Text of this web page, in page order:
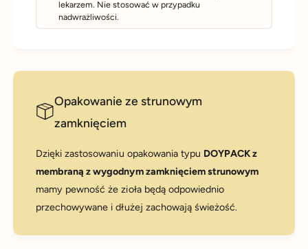
lekarzem. Nie stosować w przypadku
nadwrażliwości.
Opakowanie ze strunowym
zamknięciem
Dzięki zastosowaniu opakowania typu DOYPACK z
membraną z wygodnym zamknięciem strunowym
mamy pewność że zioła będą odpowiednio
przechowywane i dłużej zachowają świeżość.